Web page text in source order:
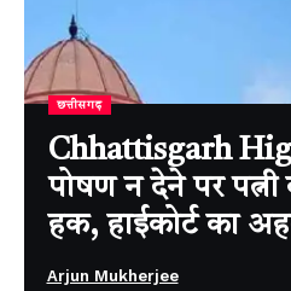
छत्तीसगढ़
Chhattisgarh
पोषण न देने पर
हक, हाईकोर्ट का
Arjun Mukherjee